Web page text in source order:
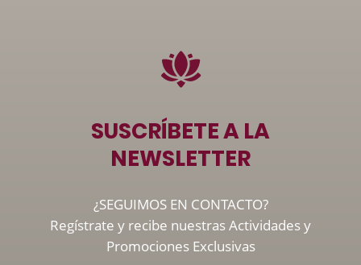
SUSCRÍBETE A LA
NEWSLETTER
¿SEGUIMOS EN CONTACTO?
Regístrate y recibe nuestras Actividades y
Promociones Exclusivas